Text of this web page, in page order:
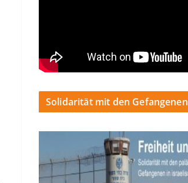
Solidarität mit den Gefangenen